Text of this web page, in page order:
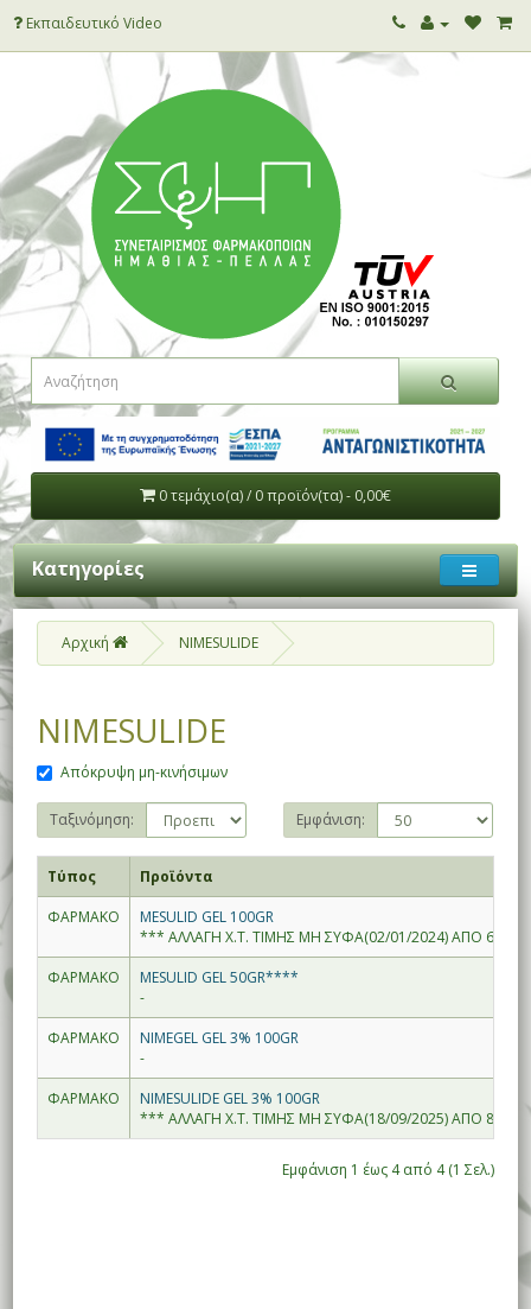
Εκπαιδευτικό Video
0 τεμάχιο(α) / 0 προϊόν(τα) - 0,00€
Κατηγορίες
Αρχική NIMESULIDE
NIMESULIDE
Απόκρυψη μη-κινήσιμων
Ταξινόμηση: Εμφάνιση:
Τύπος
Προϊόντα
ΦΑΡΜΑΚΟ
MESULID GEL 100GR
*** ΑΛΛΑΓΗ Χ.Τ. ΤΙΜΗΣ ΜΗ ΣΥΦΑ(02/01/2024) ΑΠΟ 6.98--
ΦΑΡΜΑΚΟ
MESULID GEL 50GR****
-
ΦΑΡΜΑΚΟ
NIMEGEL GEL 3% 100GR
-
ΦΑΡΜΑΚΟ
NIMESULIDE GEL 3% 100GR
*** ΑΛΛΑΓΗ Χ.Τ. ΤΙΜΗΣ ΜΗ ΣΥΦΑ(18/09/2025) ΑΠΟ 8.94--
Εμφάνιση 1 έως 4 από 4 (1 Σελ.)